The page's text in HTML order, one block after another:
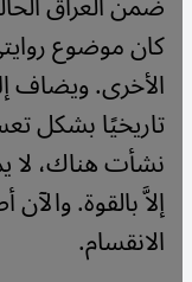
كان موضوع
الأخرى. ويضاف
تاريخيًا بشكل
نشأت هناك،
إلاَّ بالقوة.
الانقسام.